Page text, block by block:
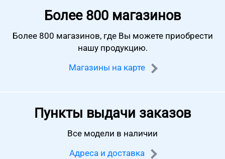
Более 800 магазинов
Более 800 магазинов, где Вы можете приобрести
нашу продукцию.
Магазины на карте
Пункты выдачи заказов
Все модели в наличии
Адреса и доставка